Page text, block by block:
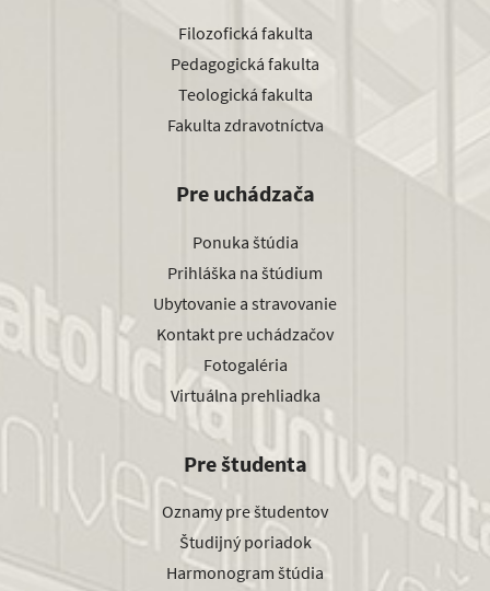
Filozofická fakulta
Pedagogická fakulta
Teologická fakulta
Fakulta zdravotníctva
Pre uchádzača
Ponuka štúdia
Prihláška na štúdium
Ubytovanie a stravovanie
Kontakt pre uchádzačov
Fotogaléria
Virtuálna prehliadka
Pre študenta
Oznamy pre študentov
Študijný poriadok
Harmonogram štúdia